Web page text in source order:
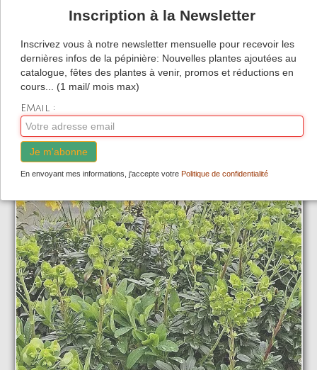
Ajouter
Inscription à la Newsletter
Inscrivez vous à notre newsletter mensuelle pour recevoir les
dernières infos de la pépinière: Nouvelles plantes ajoutées au
catalogue, fêtes des plantes à venir, promos et réductions en
cours... (1 mail/ mois max)
EMail :
Je m'abonne
En envoyant mes informations, j'accepte votre Politique de confidentialité